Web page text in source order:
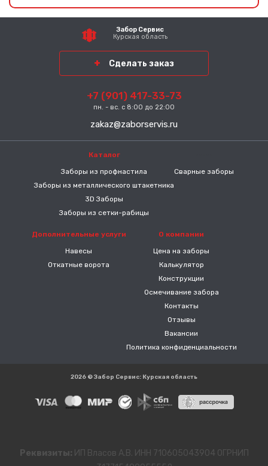
Забор Сервис
Курская область
Сделать заказ
+7 (901) 417-33-73
пн. - вс. с 8:00 до 22:00
zakaz@zaborservis.ru
Каталог
Заборы из профнастила
Заборы из металлического штакетника
3D Заборы
Заборы из сетки-рабицы
Сварные заборы
Дополнительные услуги
Навесы
Откатные ворота
О компании
Цена на заборы
Калькулятор
Конструкции
Осмечивание забора
Контакты
Отзывы
Вакансии
Политика конфиденциальности
2026 © Забор Сервис: Курская область
Реквизиты: ИП Власов А.В. ИНН 710605043904 ОГРНИП